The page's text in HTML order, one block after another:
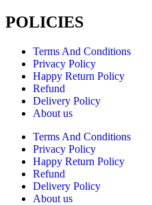
POLICIES
Terms And Conditions
Privacy Policy
Happy Return Policy
Refund
Delivery Policy
About us
Terms And Conditions
Privacy Policy
Happy Return Policy
Refund
Delivery Policy
About us